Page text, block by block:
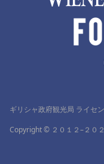
ギリシャ政府観光局 ライセ
Copyright © ２０１２–２０